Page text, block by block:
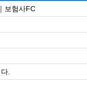
보험사FC
.